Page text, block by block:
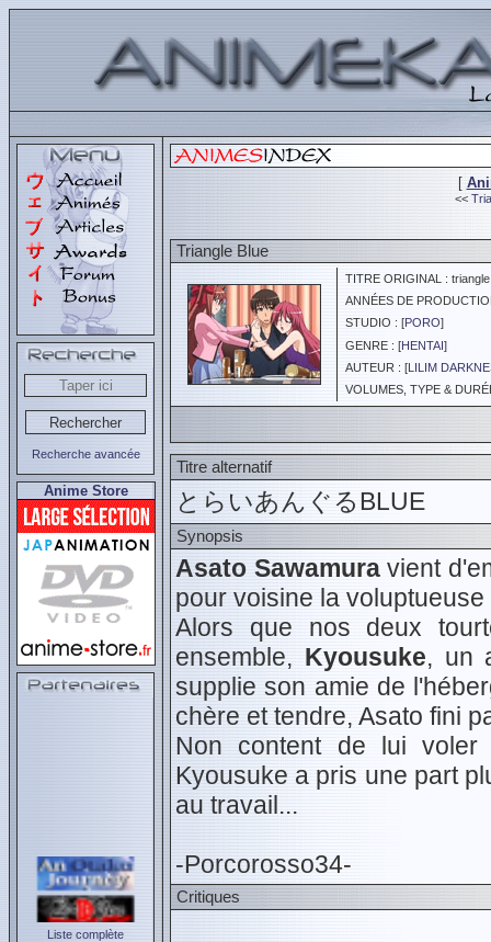
Recherche avancée
Anime Store
Liste complète
[
<<
Triangle Blue
TITRE ORIGINAL :
ANNÉES DE
STUDIO : [PORO]
GENRE : [HENTAI]
AUTEUR : [LILIM
VOLUMES, TYPE &
Titre alternatif
とらいあんぐるBLUE
Synopsis
Asato Sawamuravient
pour voisine la voluptueuse
Alors que nos deux
ensemble, Kyousuke, un
supplie son amie de
chère et tendre, Asato fini
Non content de lui voler
Kyousuke a pris une part
au travail...
-Porcorosso34-
Critiques